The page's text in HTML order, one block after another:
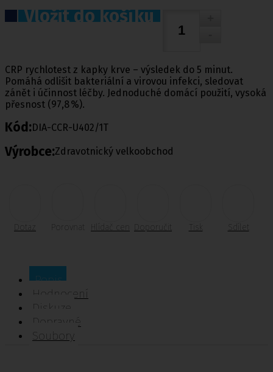
Vložit do košíku
CRP rychlotest z kapky krve – výsledek do 5 minut.
Pomáhá odlišit bakteriální a virovou infekci, sledovat
zánět i účinnost léčby. Jednoduché domácí použití, vysoká
přesnost (97,8 %).
Kód:DIA-CCR-U402/1T
Výrobce:Zdravotnický velkoobchod
Dotaz Porovnat Doporučit Tisk Sdílet
Popis
Hodnocení
Diskuze
Dopravné
Soubory